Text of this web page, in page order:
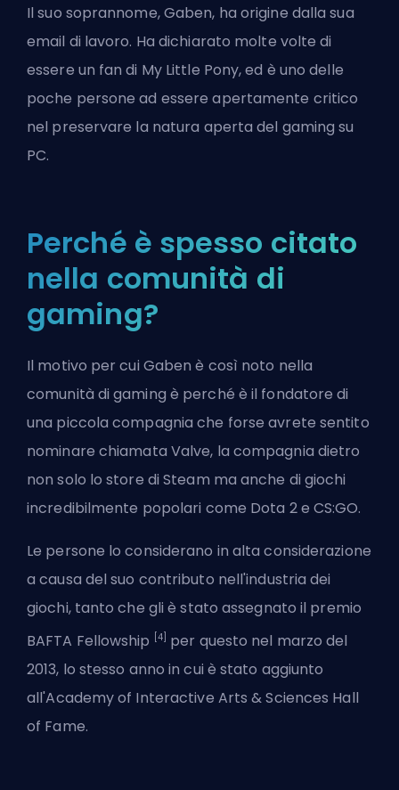
Il suo soprannome, Gaben, ha origine dalla sua
email di lavoro. Ha dichiarato molte volte di
essere un fan di My Little Pony, ed è uno delle
poche persone ad essere apertamente critico
nel preservare la natura aperta del gaming su
PC.
Perché è spesso citato
nella comunità di
gaming?
Il motivo per cui Gaben è così noto nella
comunità di gaming è perché è il fondatore di
una piccola compagnia che forse avrete sentito
nominare chiamata Valve, la compagnia dietro
non solo lo store diSteam ma anche di giochi
incredibilmente popolari come Dota 2e CS:GO.
Le persone lo considerano in alta considerazione
a causa del suo contributo nell'industria dei
giochi, tanto che gli è stato assegnato il premio
BAFTA Fellowship
[4] per questo nel marzo del
2013, lo stesso anno in cui è stato aggiunto
all'Academy of Interactive Arts & Sciences Hall
of Fame.